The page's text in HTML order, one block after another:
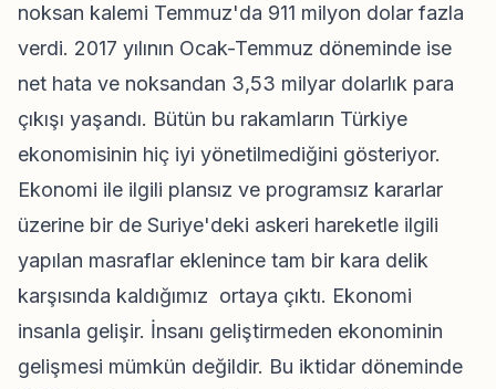
noksan kalemi Temmuz'da 911 milyon dolar fazla
verdi. 2017 yılının Ocak-Temmuz döneminde ise
net hata ve noksandan 3,53 milyar dolarlık para
çıkışı yaşandı. Bütün bu rakamların Türkiye
ekonomisinin hiç iyi yönetilmediğini gösteriyor.
Ekonomi ile ilgili plansız ve programsız kararlar
üzerine bir de Suriye'deki askeri hareketle ilgili
yapılan masraflar eklenince tam bir kara delik
karşısında kaldığımız ortaya çıktı. Ekonomi
insanla gelişir. İnsanı geliştirmeden ekonominin
gelişmesi mümkün değildir. Bu iktidar döneminde